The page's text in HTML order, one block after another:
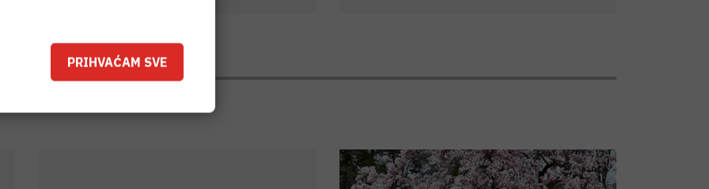
PRIHVAĆAM SVE